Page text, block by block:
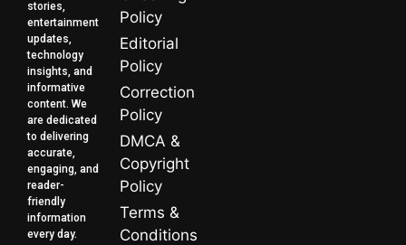
stories,
entertainment
updates,
technology
insights, and
informative
content. We
are dedicated
to delivering
accurate,
engaging, and
reader-
friendly
information
every day.
Policy
Editorial
Policy
Correction
Policy
DMCA &
Copyright
Policy
Terms &
Conditions